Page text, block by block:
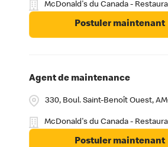
McDonald's du Canada -
Postuler maintenant
Agent de maintenance
330, Boul. Saint-Benoît Ouest,
McDonald's du Canada -
Postuler maintenant